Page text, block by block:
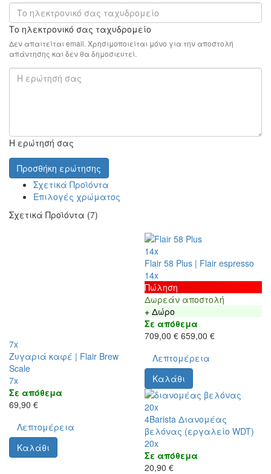
Το ηλεκτρονικό σας ταχυδρομείο
Δεν απαιτείται email. Χρησιμοποιείται μόνο για την αποστολή
απάντησης και δεν θα δημοσιευτεί.
Η ερώτησή σας
Προσθήκη ερώτησης
Σχετικά Προϊόντα
Επιλογές χρώματος
Σχετικά Προϊόντα (7)
7x
Ζυγαριά καφέ | Flair Brew
Scale
7x
Σε απόθεμα
69,90 €
Λεπτομέρεια
Καλάθι
14x
Flair 58 Plus | Flair espresso
14x
Πώληση
Δωρεάν αποστολή
+ Δώρο
Σε απόθεμα
709,00 € 659,00 €
Λεπτομέρεια
Καλάθι
20x
4Barista Διανομέας
βελόνας (εργαλείο WDT)
20x
Σε απόθεμα
20,90 €